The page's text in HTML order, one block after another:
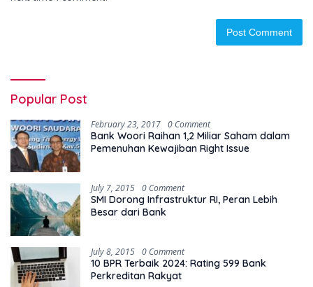
Popular Post
February 23, 2017 0 Comment
Bank Woori Raihan 1,2 Miliar Saham dalam
Pemenuhan Kewajiban Right Issue
July 7, 2015 0 Comment
SMI Dorong Infrastruktur RI, Peran Lebih
Besar dari Bank
July 8, 2015 0 Comment
10 BPR Terbaik 2024: Rating 599 Bank
Perkreditan Rakyat